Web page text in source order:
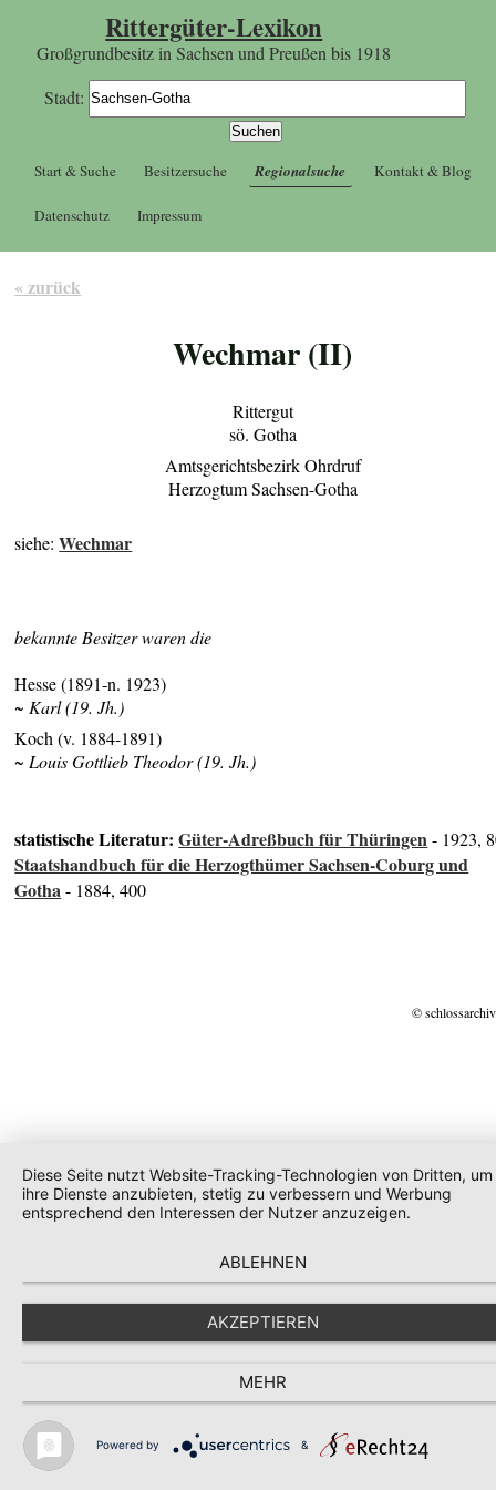
Rittergüter-Lexikon
Großgrundbesitz in Sachsen und Preußen bis 1918
Stadt:
Start & Suche Besitzersuche Regionalsuche Kontakt & Blog
Datenschutz Impressum
« zurück
Wechmar (II)
Rittergut
sö. Gotha
Amtsgerichtsbezirk Ohrdruf
Herzogtum Sachsen-Gotha
siehe:Wechmar
bekannte Besitzer waren die
Hesse (1891-n. 1923)
~ Karl (19. Jh.)
Koch (v. 1884-1891)
~ Louis Gottlieb Theodor (19. Jh.)
statistische Literatur:Güter-Adreßbuch für Thüringen- 1923,
Staatshandbuch für die Herzogthümer Sachsen-Coburg und
Gotha- 1884, 400
©
Diese Seite nutzt Website-Tracking-Technologien von Dritten, um
ihre Dienste anzubieten, stetig zu verbessern und Werbung
entsprechend den Interessen der Nutzer anzuzeigen.
ABLEHNEN
AKZEPTIEREN
MEHR
Powered by &